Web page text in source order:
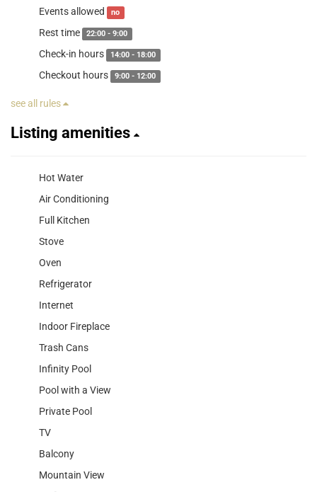
Events allowed no
Rest time 22:00 - 9:00
Check-in hours 14:00 - 18:00
Checkout hours 9:00 - 12:00
see all rules
Listing amenities
Hot Water
Air Conditioning
Full Kitchen
Stove
Oven
Refrigerator
Internet
Indoor Fireplace
Trash Cans
Infinity Pool
Pool with a View
Private Pool
TV
Balcony
Mountain View